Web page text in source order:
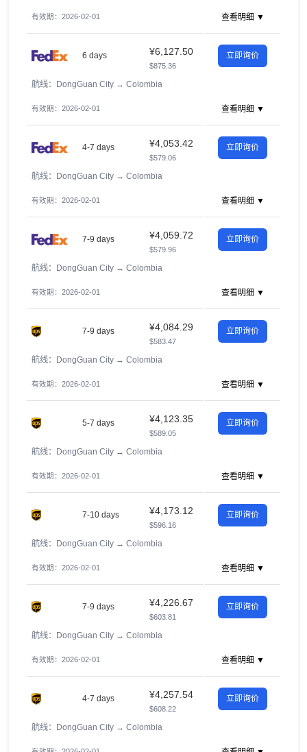
有效期：2026-02-01 查看明细 ▼
6 days ¥6,127.50
$875.36
立即询价
航线：DongGuan City → Colombia
有效期：2026-02-01 查看明细 ▼
4-7 days ¥4,053.42
$579.06
立即询价
航线：DongGuan City → Colombia
有效期：2026-02-01 查看明细 ▼
7-9 days ¥4,059.72
$579.96
立即询价
航线：DongGuan City → Colombia
有效期：2026-02-01 查看明细 ▼
7-9 days ¥4,084.29
$583.47
立即询价
航线：DongGuan City → Colombia
有效期：2026-02-01 查看明细 ▼
5-7 days ¥4,123.35
$589.05
立即询价
航线：DongGuan City → Colombia
有效期：2026-02-01 查看明细 ▼
7-10 days ¥4,173.12
$596.16
立即询价
航线：DongGuan City → Colombia
有效期：2026-02-01 查看明细 ▼
7-9 days ¥4,226.67
$603.81
立即询价
航线：DongGuan City → Colombia
有效期：2026-02-01 查看明细 ▼
4-7 days ¥4,257.54
$608.22
立即询价
航线：DongGuan City → Colombia